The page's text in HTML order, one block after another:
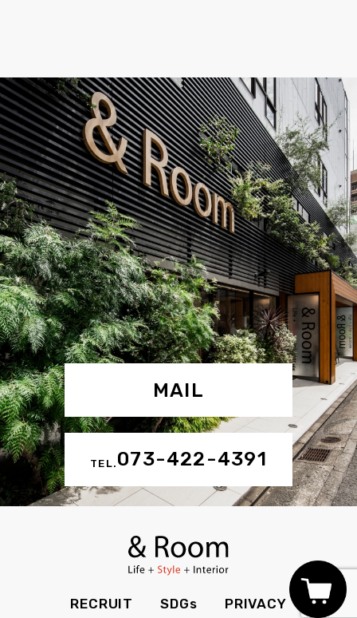
MAIL
TEL.073-422-4391
RECRUIT SDGs PRIVACY